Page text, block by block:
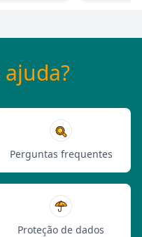
ajuda?
Perguntas frequentes
Proteção de dados